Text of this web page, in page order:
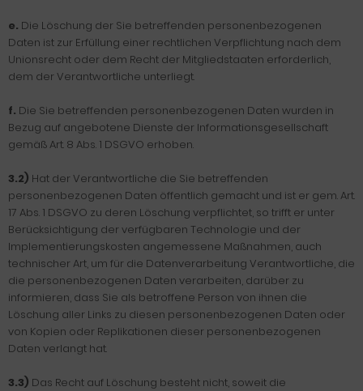
e. Die Löschung der Sie betreffenden personenbezogenen
Daten ist zur Erfüllung einer rechtlichen Verpflichtung nach dem
Unionsrecht oder dem Recht der Mitgliedstaaten erforderlich,
dem der Verantwortliche unterliegt.
f. Die Sie betreffenden personenbezogenen Daten wurden in
Bezug auf angebotene Dienste der Informationsgesellschaft
gemäß Art. 8 Abs. 1 DSGVO erhoben.
3.2) Hat der Verantwortliche die Sie betreffenden
personenbezogenen Daten öffentlich gemacht und ist er gem. Art.
17 Abs. 1 DSGVO zu deren Löschung verpflichtet, so trifft er unter
Berücksichtigung der verfügbaren Technologie und der
Implementierungskosten angemessene Maßnahmen, auch
technischer Art, um für die Datenverarbeitung Verantwortliche, die
die personenbezogenen Daten verarbeiten, darüber zu
informieren, dass Sie als betroffene Person von ihnen die
Löschung aller Links zu diesen personenbezogenen Daten oder
von Kopien oder Replikationen dieser personenbezogenen
Daten verlangt hat.
3.3) Das Recht auf Löschung besteht nicht, soweit die